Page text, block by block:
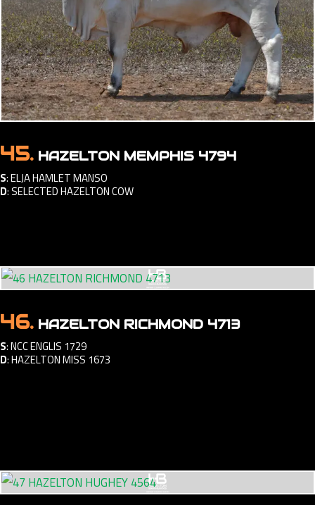
45. HAZELTON MEMPHIS 4794
S:ELJA HAMLET MANSO
D:SELECTED HAZELTON COW
46. HAZELTON RICHMOND 4713
S:NCC ENGLIS 1729
D:HAZELTON MISS 1673